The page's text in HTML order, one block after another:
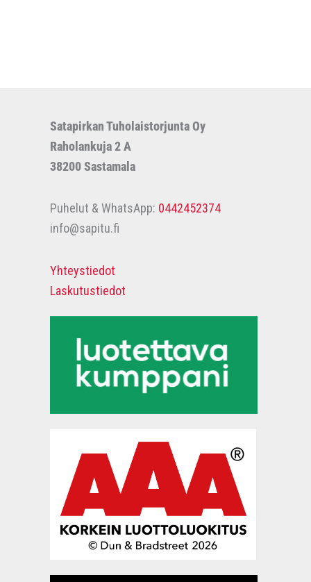
Satapirkan Tuholaistorjunta Oy
Raholankuja 2 A
38200 Sastamala
Puhelut & WhatsApp: 0442452374
info@sapitu.fi
Yhteystiedot
Laskutustiedot